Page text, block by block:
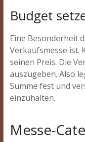
Budget
Eine Besonderheit
Verkaufsmesse ist.
seinen Preis. Die
auszugeben. Also
Summe fest und
einzuhalten.
Messe-